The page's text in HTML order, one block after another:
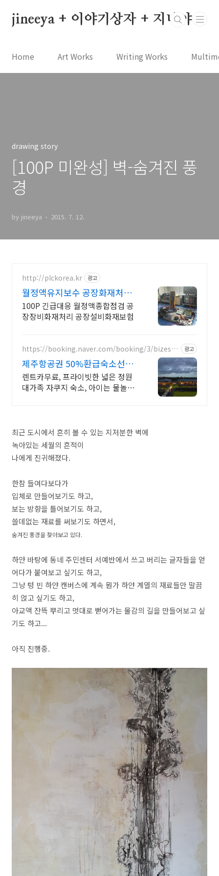
jineeya + 이야기상자 + 지니야
Home Art Works Writing Works
drawing story
[100P 미완성] 벽-숨겨진 풍
경
by jineeya 2015. 7. 12.
http://plckorea.kr 광고
월정액유지보수 공장화재처리
산업자동화 장비판매수리보수
100P 긴급대응 월정액종합점검 공
장장비화재처리 공장설비화재보험
https://booking.naver.com/booking/3/bizes/9
광고
제주항공권 50%환급숙소선정
렌트카 무료 이벤트중
렌트카무료, 프라이빗한 넓은 정원
대가족 자쿠지 숙소, 아이는 물놀이,
최근 도시에서 흔히 볼 수 있는 지저분한 벽에
녹아있는 세월의 흔적이
나에게 진귀해졌다.
한참 들여다보다가
입체로 만들어보기도 하고,
보는 방향을 틀어보기도 하고,
쓸데없는 재료를 써보기도 하면서,
숨겨진 풍경을 찾아보고 있다.
하얀 바탕에 동네 주민센터 서예반에서 쓰고 버리는 글자들을 얻
어다가 붙여보고 싶기도 하고,
그냥 텅 빈 하얀 캔버스에 계속 뭔가 하얀 계열의 재료들만 말끔
히 얹고 싶기도 하고,
아교액 잔뜩 뿌리고 멋대로 뻗어가는 물감의 길을 만들어보고 싶
기도 하고...
아직 진행중.